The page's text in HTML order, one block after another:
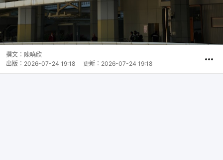
撰文： 陳曉欣
出版： 2026-07-24 19:18 更新： 2026-07-24 19:18